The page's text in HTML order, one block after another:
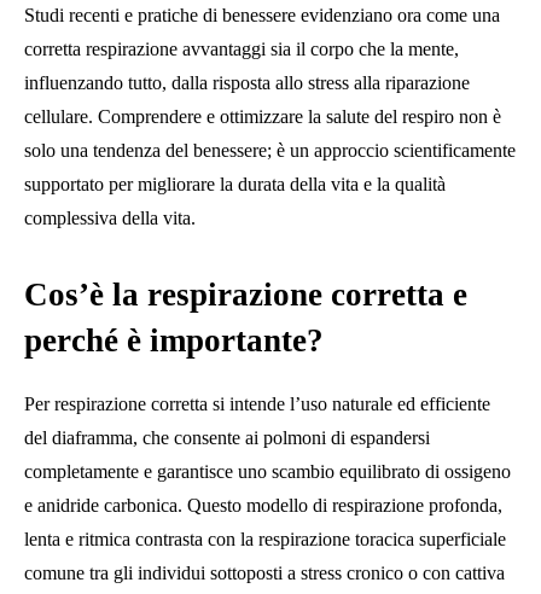
Studi recenti e pratiche di benessere evidenziano ora come una
corretta respirazione avvantaggi sia il corpo che la mente,
influenzando tutto, dalla risposta allo stress alla riparazione
cellulare. Comprendere e ottimizzare la salute del respiro non è
solo una tendenza del benessere; è un approccio scientificamente
supportato per migliorare la durata della vita e la qualità
complessiva della vita.
Cos’è la respirazione corretta e
perché è importante?
Per respirazione corretta si intende l’uso naturale ed efficiente
del diaframma, che consente ai polmoni di espandersi
completamente e garantisce uno scambio equilibrato di ossigeno
e anidride carbonica. Questo modello di respirazione profonda,
lenta e ritmica contrasta con la respirazione toracica superficiale
comune tra gli individui sottoposti a stress cronico o con cattiva